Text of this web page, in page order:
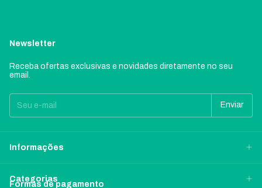
Newsletter
Receba ofertas exclusivas e novidades diretamente no seu
email.
Informações
Categorias
Formas de pagamento